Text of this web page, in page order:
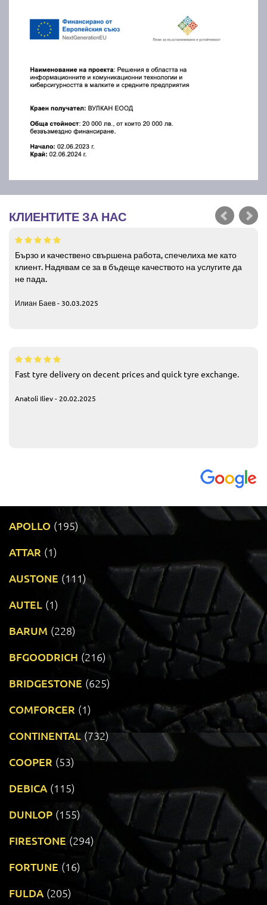
КЛИЕНТИТЕ ЗА НАС
Бързо и качествено свършена работа, спечелиха ме като
клиент. Надявам се за в бъдеще качеството на услугите да
не пада.
Илиан Баев - 30.03.2025
Fast tyre delivery on decent prices and quick tyre exchange.
Anatoli Iliev - 20.02.2025
APOLLO (195)
ATTAR (1)
AUSTONE (111)
AUTEL (1)
BARUM (228)
BFGOODRICH (216)
BRIDGESTONE (625)
COMFORCER (1)
CONTINENTAL (732)
COOPER (53)
DEBICA (115)
DUNLOP (155)
FIRESTONE (294)
FORTUNE (16)
FULDA (205)